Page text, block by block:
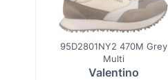
95D2801NY2 470M Grey
Multi
Valentino